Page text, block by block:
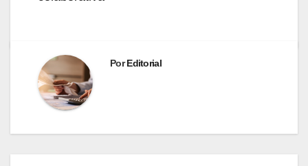
PorEditorial